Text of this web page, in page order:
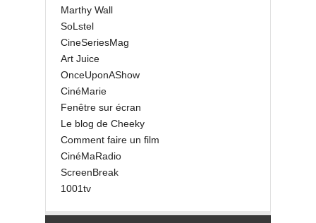
Marthy Wall
SoLstel
CineSeriesMag
Art Juice
OnceUponAShow
CinéMarie
Fenêtre sur écran
Le blog de Cheeky
Comment faire un film
CinéMaRadio
ScreenBreak
1001tv